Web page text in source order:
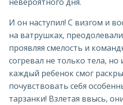
И он наступил! С визгом и
на ватрушках,
проявляя смелость и
согревал не только тела,
каждый ребенок смог
почувствовать себя
тарзанки! Взлетая ввысь,